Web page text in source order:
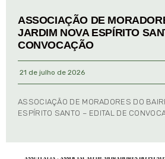
ASSOCIAÇÃO DE
JARDIM NOVA ESPÍRITO
CONVOCAÇÃO
21 de julho de 2026
ASSOCIAÇÃO DE MORADORES DO
ESPÍRITO SANTO – EDITAL DE